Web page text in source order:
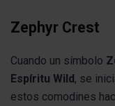
Zephyr Crest
Cuando un símbolo
Espíritu Wild, se
estos comodines